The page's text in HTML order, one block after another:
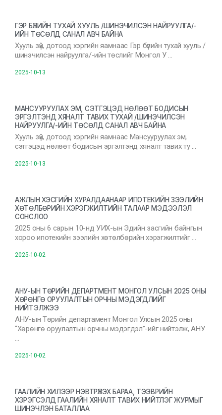
ГЭР БҮЛИЙН ТУХАЙ ХУУЛЬ /ШИНЭЧИЛСЭН НАЙРУУЛГА/-
ИЙН ТӨСӨЛД САНАЛ АВЧ БАЙНА
Хууль зүй, дотоод хэргийн яамнаас Гэр бүлийн тухай хууль /
шинэчилсэн найруулга/-ийн төслийг Монгол У …
2025-10-13
МАНСУУРУУЛАХ ЭМ, СЭТГЭЦЭД НӨЛӨӨТ БОДИСЫН
ЭРГЭЛТЭНД ХЯНАЛТ ТАВИХ ТУХАЙ /ШИНЭЧИЛСЭН
НАЙРУУЛГА/-ИЙН ТӨСӨЛД САНАЛ АВЧ БАЙНА
Хууль зүй, дотоод хэргийн яамнаас Мансууруулах эм,
сэтгэцэд нөлөөт бодисын эргэлтэнд хяналт тавих ту …
2025-10-13
АЖЛЫН ХЭСГИЙН ХУРАЛДААНААР ИПОТЕКИЙН ЗЭЭЛИЙН
ХӨТӨЛБӨРИЙН ХЭРЭГЖИЛТИЙН ТАЛААР МЭДЭЭЛЭЛ
СОНСЛОО
2025 оны 6 сарын 10-нд УИХ-ын Эдийн засгийн байнгын
хороо ипотекийн зээлийн хөтөлбөрийн хэрэгжилтийг …
2025-10-02
АНУ-ЫН ТӨРИЙН ДЕПАРТМЕНТ МОНГОЛ УЛСЫН 2025 ОНЫ
ХӨРӨНГӨ ОРУУЛАЛТЫН ОРЧНЫ МЭДЭГДЛИЙГ
НИЙТЭЛЖЭЭ
АНУ-ын Төрийн департамент Монгол Улсын 2025 оны
“Хөрөнгө оруулалтын орчны мэдэгдэл”-ийг нийтэлж, АНУ
…
2025-10-02
ГААЛИЙН ХИЛЭЭР НЭВТРҮҮЛЭХ БАРАА, ТЭЭВРИЙН
ХЭРЭГСЭЛД ГААЛИЙН ХЯНАЛТ ТАВИХ НИЙТЛЭГ ЖУРМЫГ
ШИНЭЧЛЭН БАТАЛЛАА